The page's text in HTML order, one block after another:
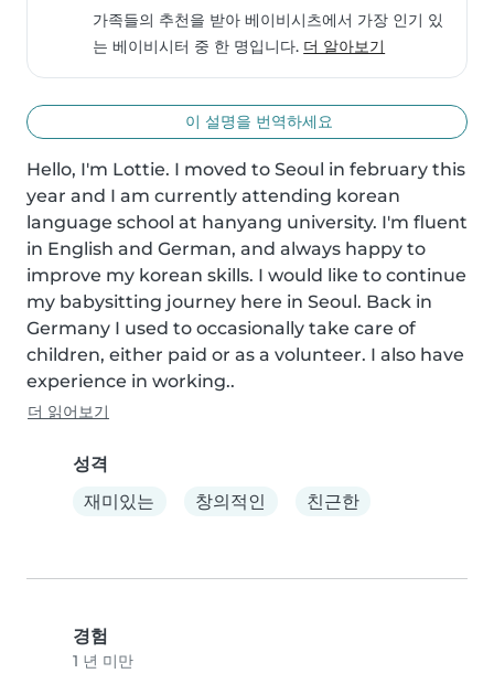
가족들의 추천을 받아 베이비시츠에서 가장 인기 있
는 베이비시터 중 한 명입니다. 더 알아보기
이 설명을 번역하세요
Hello, I'm Lottie. I moved to Seoul in february this
year and I am currently attending korean
language school at hanyang university. I'm fluent
in English and German, and always happy to
improve my korean skills. I would like to continue
my babysitting journey here in Seoul. Back in
Germany I used to occasionally take care of
children, either paid or as a volunteer. I also have
experience in working..
더 읽어보기
성격
재미있는
창의적인 친근한
경험
1 년 미만